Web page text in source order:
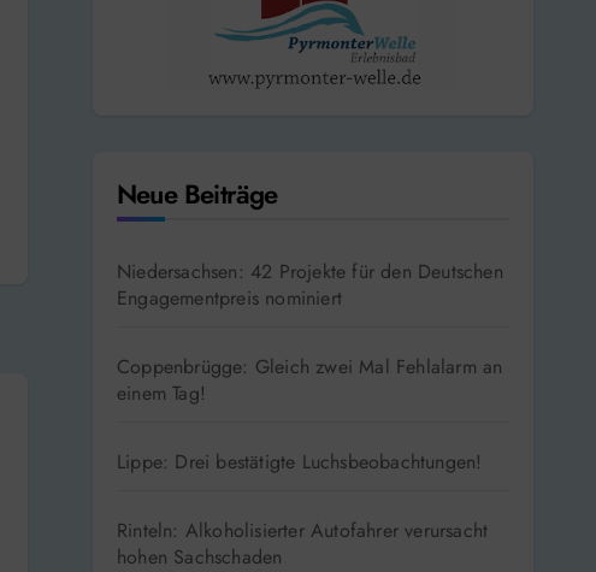
Neue Beiträge
Niedersachsen: 42 Projekte für den Deutschen
Engagementpreis nominiert
Coppenbrügge: Gleich zwei Mal Fehlalarm an
einem Tag!
Lippe: Drei bestätigte Luchsbeobachtungen!
Rinteln: Alkoholisierter Autofahrer verursacht
hohen Sachschaden